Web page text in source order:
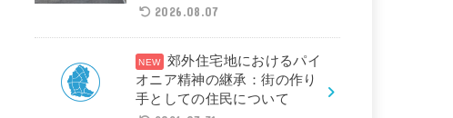
2026.08.07
郊外住宅地におけるパイ
オニア精神の継承：街の作り
手としての住民について